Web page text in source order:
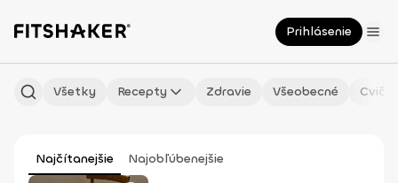
Prihlásenie
Všetky Recepty Zdravie Všeobecné
Najčítanejšie Najobľúbenejšie